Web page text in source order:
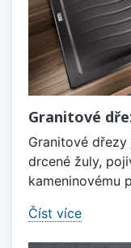
Granitové
Granitové
drcené žuly,
kameninovému
Číst více